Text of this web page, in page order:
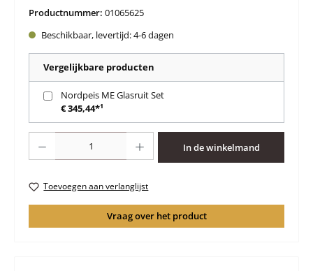
Productnummer: 01065625
Beschikbaar, levertijd: 4-6 dagen
Vergelijkbare producten
Nordpeis ME Glasruit Set
€ 345,44*¹
In de winkelmand
Toevoegen aan verlanglijst
Vraag over het product